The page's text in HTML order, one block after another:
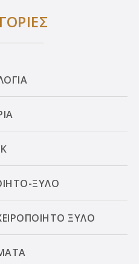
ΞΥΛΟ
ΞΥΛΟ